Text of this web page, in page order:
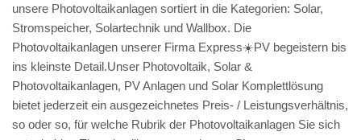
unsere Photovoltaikanlagen sortiert in die Kategorien: Solar,
Stromspeicher, Solartechnik und Wallbox. Die
Photovoltaikanlagen unserer Firma Express☀️PV️ begeistern bis
ins kleinste Detail.Unser Photovoltaik, Solar &
Photovoltaikanlagen, PV Anlagen und Solar Komplettlösung
bietet jederzeit ein ausgezeichnetes Preis- / Leistungsverhältnis,
so oder so, für welche Rubrik der Photovoltaikanlagen Sie sich